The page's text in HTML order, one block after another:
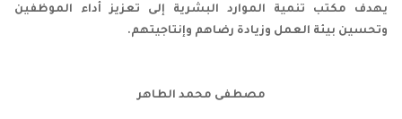
يهدف مكتب تنمية الموارد البشرية إلى تعزيز أداء الموظفين
وتحسين بيئة العمل وزيادة رضاهم وإنتاجيتهم.
مصطفى محمد الطاهر